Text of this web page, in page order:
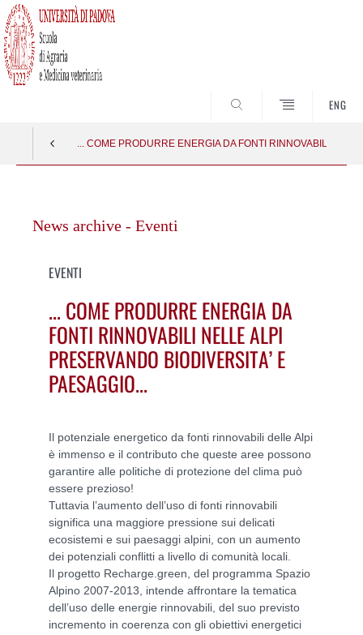
ENG
... COME PRODURRE ENERGIA DA FONTI RINNOVABILI
contenutoNews archive - Eventi
EVENTI
... COME PRODURRE ENERGIA DA
FONTI RINNOVABILI NELLE ALPI
PRESERVANDO BIODIVERSITA’ E
PAESAGGIO...
Il potenziale energetico da fonti rinnovabili delle Alpi
è immenso e il contributo che queste aree possono
garantire alle politiche di protezione del clima può
essere prezioso!
Tuttavia l’aumento dell’uso di fonti rinnovabili
significa una maggiore pressione sui delicati
ecosistemi e sui paesaggi alpini, con un aumento
dei potenziali conflitti a livello di comunità locali.
Il progetto Recharge.green, del programma Spazio
Alpino 2007-2013, intende affrontare la tematica
dell’uso delle energie rinnovabili, del suo previsto
incremento in coerenza con gli obiettivi energetici